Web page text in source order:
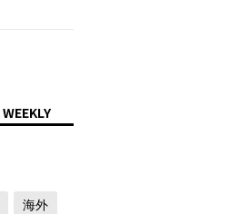
WEEKLY
海外